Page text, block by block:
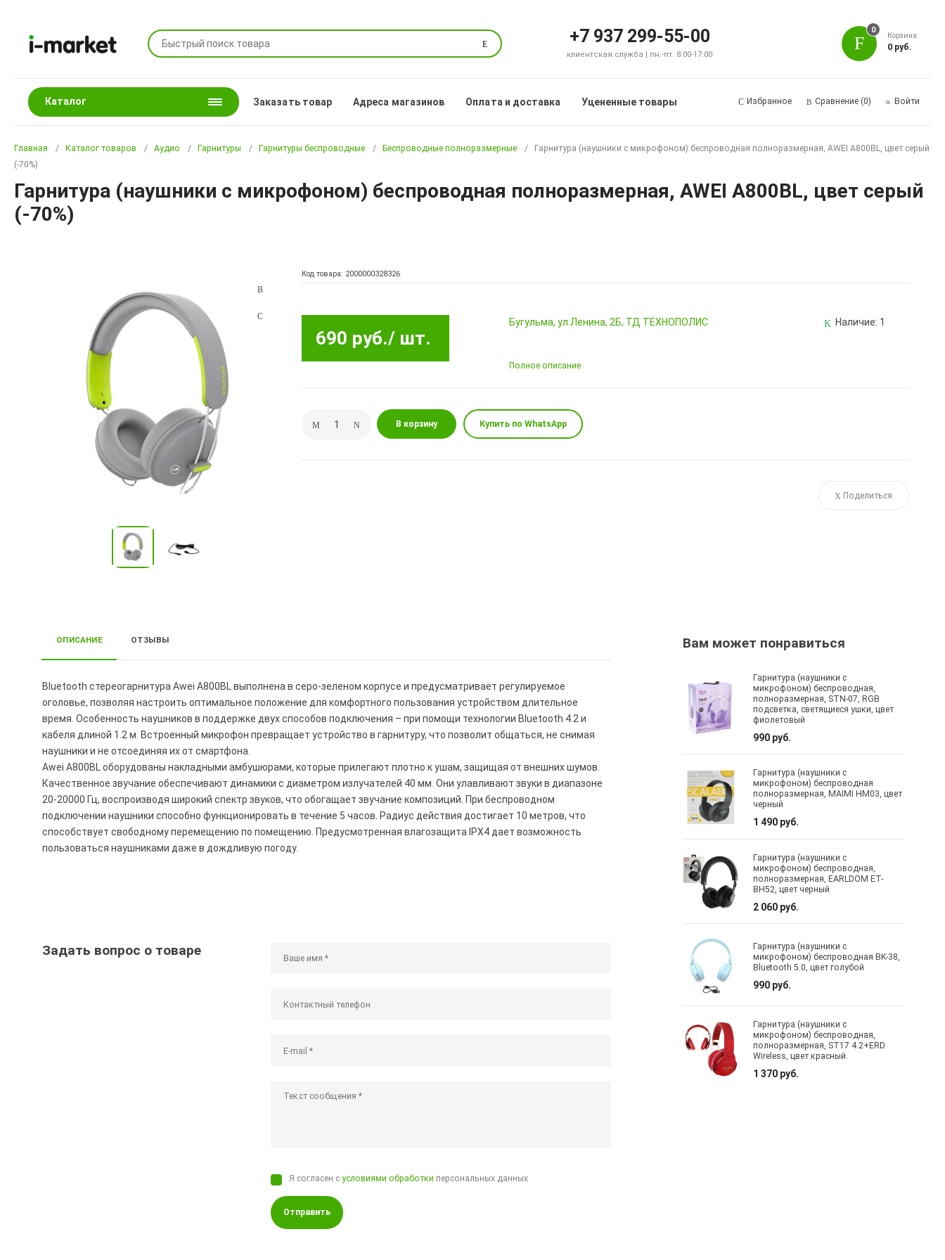
Поиск +7 937 299-55-00
клиентская служба | пн.-пт. 8:00-17:00
0
Корзина
0 руб.
Каталог Заказать товар Адреса магазинов Оплата и доставка Уцененные товары Избранное Сравнение (0) Войти
Главная Каталог товаров Аудио Гарнитуры Гарнитуры беспроводные Беспроводные полноразмерные
Гарнитура (наушники с микрофоном) беспроводная полноразмерная, AWEI A800BL, цвет серый
(-70%)
Гарнитура (наушники с микрофоном) беспроводная полноразмерная, AWEI A800BL, цвет серый
(-70%)
Код товара: 2000000328326
690 руб./ шт.
Бугульма, ул.Ленина, 2Б, ТД ТЕХНОПОЛИС Наличие: 1
Полное описание
В корзину Купить по WhatsApp
Поделиться
ОПИСАНИЕ ОТЗЫВЫ
Bluetooth стереогарнитура Awei A800BL выполнена в серо-зеленом корпусе и предусматривает регулируемое
оголовье, позволяя настроить оптимальное положение для комфортного пользования устройством длительное
время. Особенность наушников в поддержке двух способов подключения – при помощи технологии Bluetooth 4.2 и
кабеля длиной 1.2 м. Встроенный микрофон превращает устройство в гарнитуру, что позволит общаться, не снимая
наушники и не отсоединяя их от смартфона.
Awei A800BL оборудованы накладными амбушюрами, которые прилегают плотно к ушам, защищая от внешних шумов.
Качественное звучание обеспечивают динамики с диаметром излучателей 40 мм. Они улавливают звуки в диапазоне
20-20000 Гц, воспроизводя широкий спектр звуков, что обогащает звучание композиций. При беспроводном
подключении наушники способно функционировать в течение 5 часов. Радиус действия достигает 10 метров, что
способствует свободному перемещению по помещению. Предусмотренная влагозащита IPX4 дает возможность
пользоваться наушниками даже в дождливую погоду.
Задать вопрос о товаре
Я согласен сусловиями обработки персональных данных
Отправить
Вам может понравиться
Гарнитура (наушники с
микрофоном) беспроводная,
полноразмерная, STN-07, RGB
подсветка, светящиеся ушки, цвет
фиолетовый
990 руб.
Гарнитура (наушники с
микрофоном) беспроводная
полноразмерная, MAIMI HM03, цвет
черный
1 490 руб.
Гарнитура (наушники с
микрофоном) беспроводная,
полноразмерная, EARLDOM ET-
BH52, цвет черный
2 060 руб.
Гарнитура (наушники с
микрофоном) беспроводная BK-38,
Bluetooth 5.0, цвет голубой
990 руб.
Гарнитура (наушники с
микрофоном) беспроводная,
полноразмерная, ST17 4.2+ERD
Wireless, цвет красный.
1 370 руб.